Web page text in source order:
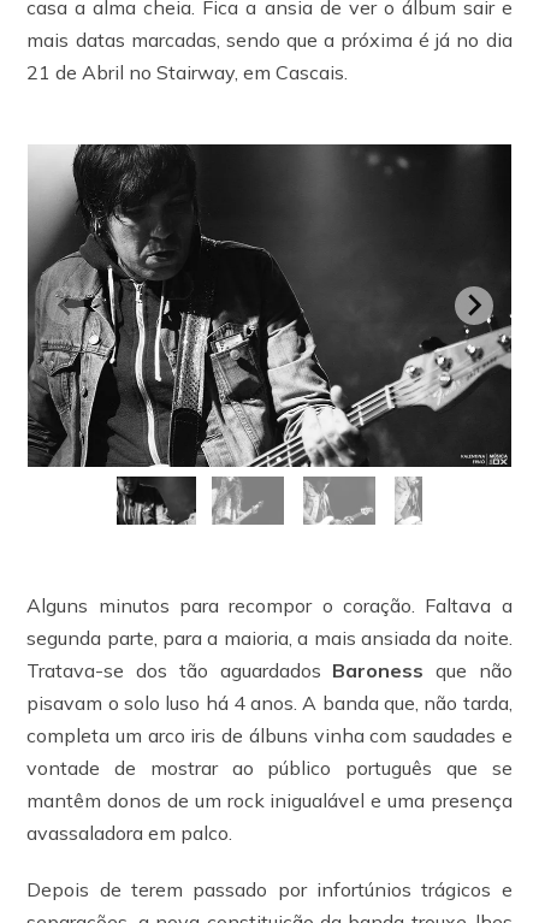
casa a alma cheia. Fica a ansia de ver o álbum sair e
mais datas marcadas, sendo que a próxima é já no dia
21 de Abril no Stairway, em Cascais.
Alguns minutos para recompor o coração. Faltava a
segunda parte, para a maioria, a mais ansiada da noite.
Tratava-se dos tão aguardados Baroness que não
pisavam o solo luso há 4 anos. A banda que, não tarda,
completa um arco iris de álbuns vinha com saudades e
vontade de mostrar ao público português que se
mantêm donos de um rock inigualável e uma presença
avassaladora em palco.
Depois de terem passado por infortúnios trágicos e